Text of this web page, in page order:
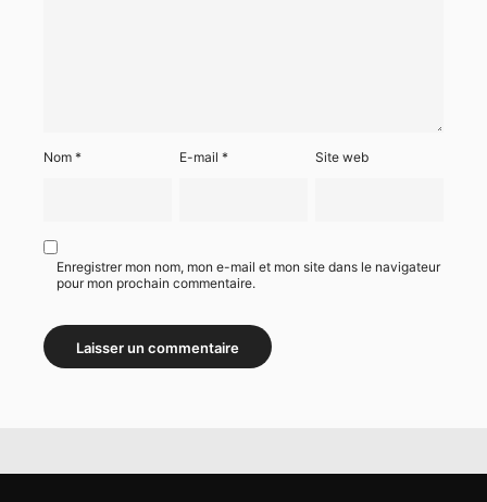
Nom * E-mail* Site web
Enregistrer mon nom, mon e-mail et mon site dans le navigateur
pour mon prochain commentaire.